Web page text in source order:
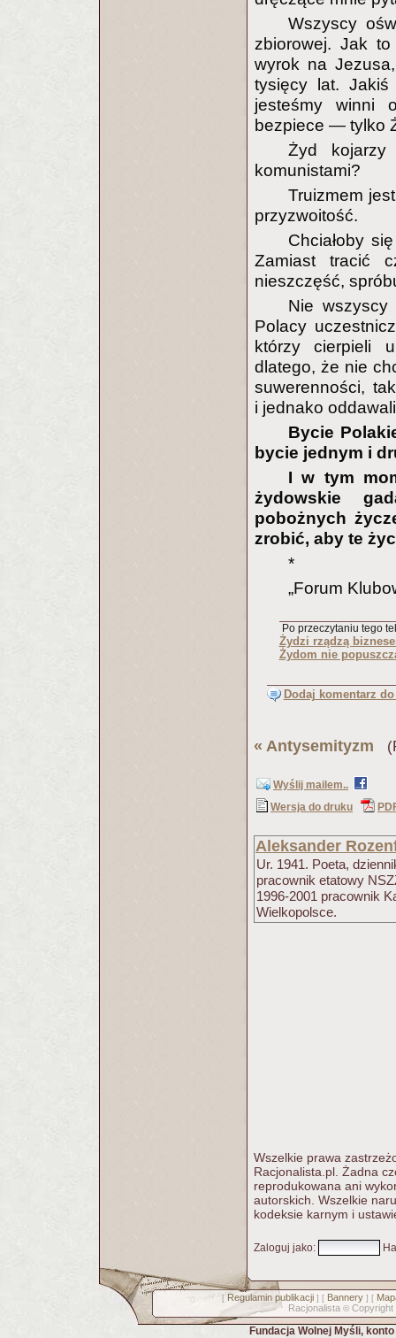
Wszyscy
zbiorowej. Jak
wyrok na
tysięcy lat.
jesteśmy winni
bezpiece — tylko
Żyd
komunistami?
Truizmem
przyzwoitość.
Chciałoby
Zamiast tracić
nieszczęść,
Nie
Polacy
którzy cierpieli
dlatego, że nie
suwerenności,
i jednako
Bycie
bycie jednym i
I w tym
żydowskie
pobożnych
zrobić, aby te
*
„Forum
Po przeczytaniu tego
Żydzi rządzą
Żydom nie
Dodaj komentarz
« Antysemityzm
Wyślij mailem..
Wersja do druku
Aleksander
Ur. 1941. Poeta,
pracownik etatowy
1996-2001 pracownik
Wielkopolsce.
Wszelkie prawa
Racjonalista.pl. Żadna
reprodukowana ani
autorskich. Wszelkie
kodeksie karnym i
Zaloguj jako:
[ Regulamin publikacji] [ Bannery] [
Racjonalista © Copyright
Fundacja Wolnej Myśli,